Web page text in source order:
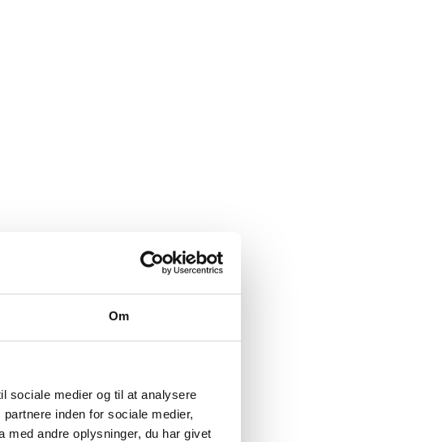
Om
sociale medier og til at analysere
inden for sociale medier,
med andre oplysninger, du har givet